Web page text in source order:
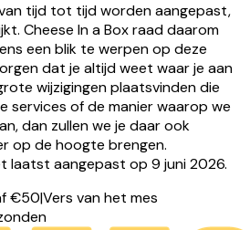
tijd tot tijd worden aangepast,
Cheese In a Box raad daarom
een blik te werpen op deze
dat je altijd weet waar je aan
wijzigingen plaatsvinden die
services of de manier waarop we
dan zullen we je daar ook
op de hoogte brengen.
laatst aangepast op 9 juni 2026.
€50|Vers van het mes